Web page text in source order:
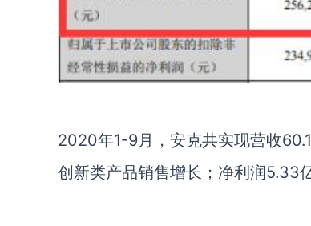
2020年1-9月，安克共实现营收
创新类产品销售增长；净利润5.33